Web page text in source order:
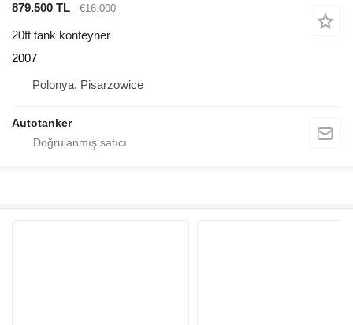
879.500 TL
€16.000
20ft tank konteyner
2007
Polonya, Pisarzowice
Autotanker